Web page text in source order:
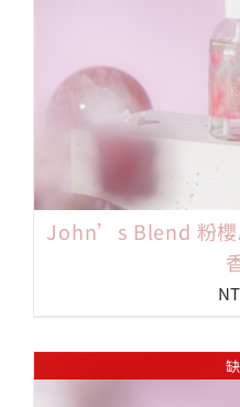
John’s Blend 粉櫻